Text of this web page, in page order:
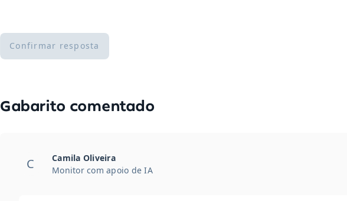
Confirmar resposta
Gabarito comentado
C
Camila Oliveira
Monitor com apoio de IA